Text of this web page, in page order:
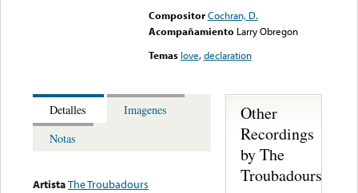
Compositor Cochran, D.
Acompañamiento Larry Obregon
Temas love,declaration
Detalles
Imagenes
Notas
ArtistaThe Troubadours
Other
Recordings
by The
Troubadours